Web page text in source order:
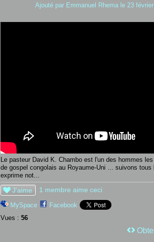
Ajouté par Emmanuel Rhema le 23
Le pasteur David K. Chambo est l'un des hommes
de gospel congolais au Royaume-Uni ... suivons tous
exprime not...
J'aime 1 membre aime ceci
MySpace
Facebook
Vues : 56